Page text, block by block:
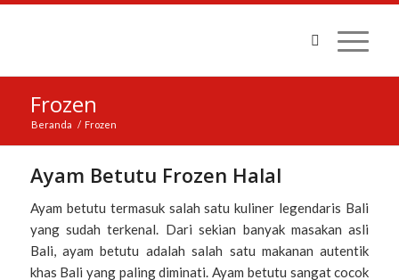
Frozen
Beranda / Frozen
Ayam Betutu Frozen Halal
Ayam betutu termasuk salah satu kuliner legendaris Bali
yang sudah terkenal. Dari sekian banyak masakan asli
Bali, ayam betutu adalah salah satu makanan autentik
khas Bali yang paling diminati. Ayam betutu sangat cocok